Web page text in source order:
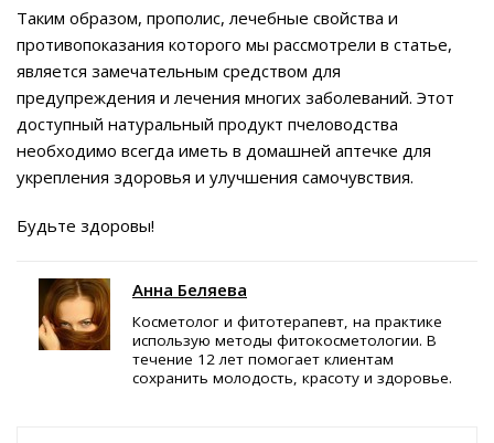
Таким образом, прополис, лечебные свойства и
противопоказания которого мы рассмотрели в статье,
является замечательным средством для
предупреждения и лечения многих заболеваний. Этот
доступный натуральный продукт пчеловодства
необходимо всегда иметь в домашней аптечке для
укрепления здоровья и улучшения самочувствия.
Будьте здоровы!
Анна Беляева
Косметолог и фитотерапевт, на практике
использую методы фитокосметологии. В
течение 12 лет помогает клиентам
сохранить молодость, красоту и здоровье.